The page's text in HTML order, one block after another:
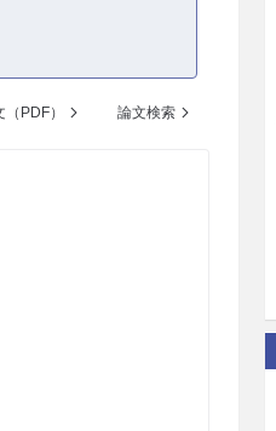
PDF） 論文検索